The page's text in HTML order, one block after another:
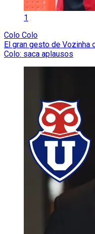
1
Colo Colo
El gran gesto de Vozinha
Colo: saca aplausos